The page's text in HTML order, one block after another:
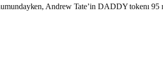
Andrew Tate’in DADDY tokenı 95